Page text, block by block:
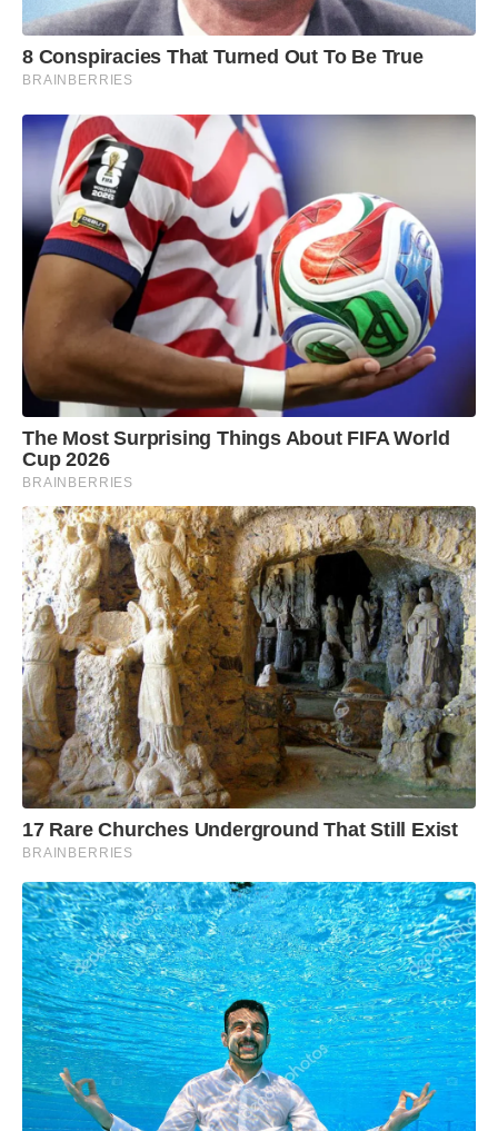
8 Conspiracies That Turned Out To Be True
BRAINBERRIES
The Most Surprising Things About FIFA World
Cup 2026
BRAINBERRIES
17 Rare Churches Underground That Still Exist
BRAINBERRIES